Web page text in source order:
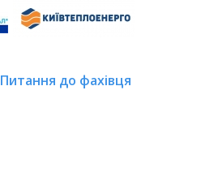
Питання до фахівця